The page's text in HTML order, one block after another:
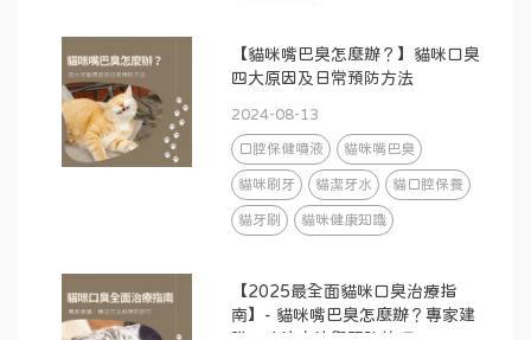
【貓咪嘴巴臭怎麼辦？】貓咪口臭
四大原因及日常預防方法
2024-08-13
口腔保健噴液 貓咪嘴巴臭
貓咪刷牙 貓潔牙水 貓口腔保養
貓牙刷 貓咪健康知識
【2025最全面貓咪口臭治療指
南】- 貓咪嘴巴臭怎麼辦？專家建